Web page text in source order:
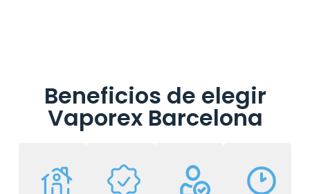
Beneficios de elegir
Vaporex Barcelona